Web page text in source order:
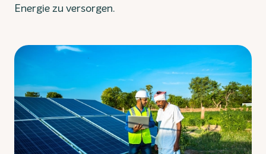
Energie zu versorgen.